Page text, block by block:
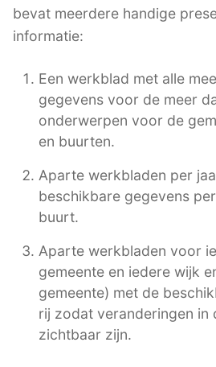
bevat meerdere handige
informatie:
Een werkblad met alle
gegevens voor de meer
onderwerpen voor de
en buurten.
Aparte werkbladen per
beschikbare gegevens
buurt.
Aparte werkbladen voor
gemeente en iedere wijk
gemeente) met de
rij zodat veranderingen in
zichtbaar zijn.